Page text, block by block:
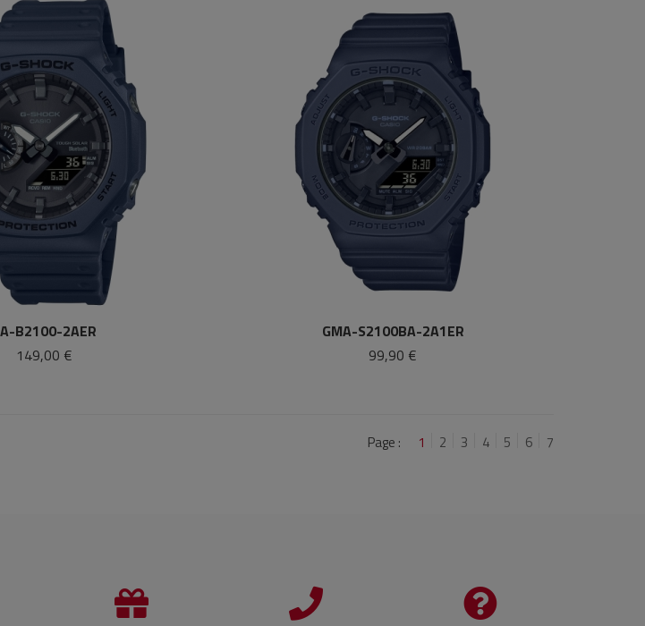
B2100-2AER
149,00 €
GMA-S2100BA-2A1ER
99,90 €
Page : 1 2 3 4 5 6 7